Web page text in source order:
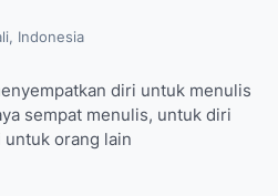
Indonesia
diri untuk menulis
sempat menulis, untuk diri
orang lain